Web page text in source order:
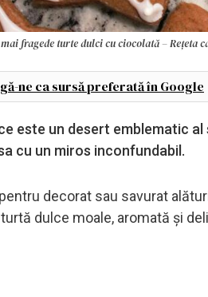
fragede turte dulci cu ciocolată –
ne ca sursă preferată în Google
este un desert emblematic
cu un miros inconfundabil.
decorat sau savurat
dulce moale, aromată și